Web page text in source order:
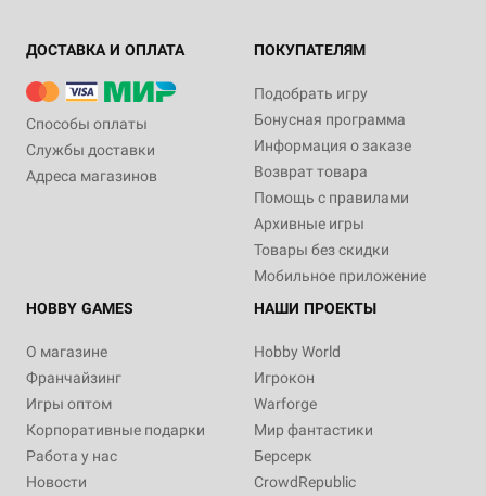
ДОСТАВКА И ОПЛАТА
Способы оплаты
Службы доставки
Адреса магазинов
ПОКУПАТЕЛЯМ
Подобрать игру
Бонусная программа
Информация о заказе
Возврат товара
Помощь с правилами
Архивные игры
Товары без скидки
Мобильное приложение
HOBBY GAMES
О магазине
Франчайзинг
Игры оптом
Корпоративные подарки
Работа у нас
Новости
НАШИ ПРОЕКТЫ
Hobby World
Игрокон
Warforge
Мир фантастики
Берсерк
CrowdRepublic